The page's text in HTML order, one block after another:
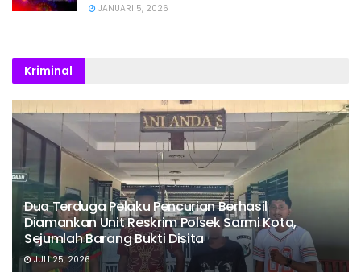
JANUARI 5, 2026
Kriminal
Dua Terduga Pelaku Pencurian Berhasil
Diamankan Unit Reskrim Polsek Sarmi Kota,
Sejumlah Barang Bukti Disita
JULI 25, 2026